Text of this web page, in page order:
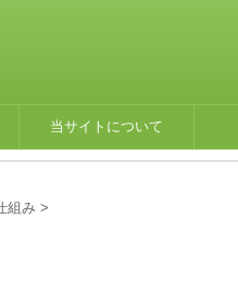
当サイトについて
組み >